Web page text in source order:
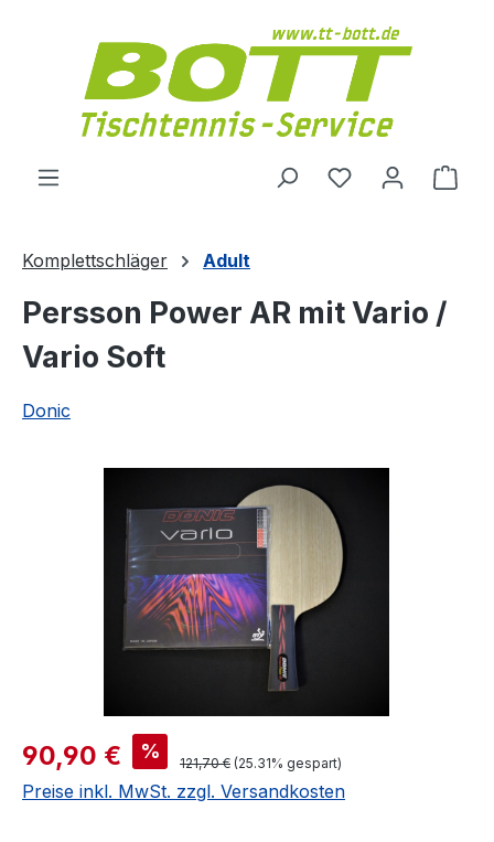
Du hast 0
Komplettschläger Adult
Persson Power AR mit Vario /
Vario Soft
Donic
Verkaufspreis:
90,90 € % Regulärer Preis:
121,70 € (25.31% gespart)
Preise inkl. MwSt. zzgl. Versandkosten